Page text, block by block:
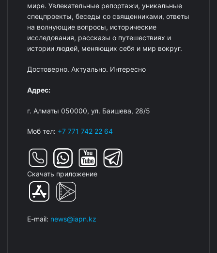
мире. Увлекательные репортажи, уникальные
спецпроекты, беседы со священниками, ответы
на волнующие вопросы, исторические
исследования, рассказы о путешествиях и
истории людей, меняющих себя и мир вокруг.
Достоверно. Актуально. Интересно
Адрес:
г. Алматы 050000, ул. Баишева, 28/5
Моб тел: +7 771 742 22 64
Скачать приложение
E-mail: news@iapn.kz